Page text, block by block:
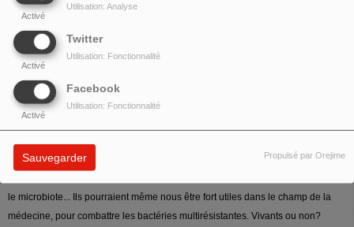
Activé
Utilisation: Analyse
Twitter
Activé
Utilisation: Fonctionnalité
Facebook
Activé
Utilisation: Fonctionnalité
Sauvegarder Propulsé par Orejime
Morgan Gaïa
Les virus ont mauvaise presse. Méprisés, associés à la maladie, leur
connotation est négative dans l'inconscient collectif. Pourtant, depuis quelques
années maintenant, on n’en finit plus de (re)découvrir à quel point ils nous
le pensait, les virus sont souvent plus complexes également, jouant des rôles
le microbiote... Ils pourraient même nous être fort utiles dans le champ de la
médecine, pour combattre les bactéries multirésistantes. Vivants ou non?